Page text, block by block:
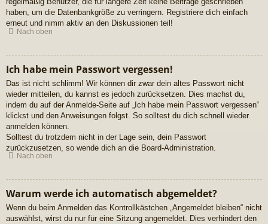
haben, um die Datenbankgröße zu verringern. Registriere dich einfach
erneut und nimm aktiv an den Diskussionen teil!
Nach oben
Ich habe mein Passwort vergessen!
Das ist nicht schlimm! Wir können dir zwar dein altes Passwort nicht
wieder mitteilen, du kannst es jedoch zurücksetzen. Dies machst du,
indem du auf der Anmelde-Seite auf „Ich habe mein Passwort vergessen“
klickst und den Anweisungen folgst. So solltest du dich schnell wieder
anmelden können.
Solltest du trotzdem nicht in der Lage sein, dein Passwort
zurückzusetzen, so wende dich an die Board-Administration.
Nach oben
Warum werde ich automatisch abgemeldet?
Wenn du beim Anmelden das Kontrollkästchen „Angemeldet bleiben“ nicht
auswählst, wirst du nur für eine Sitzung angemeldet. Dies verhindert den